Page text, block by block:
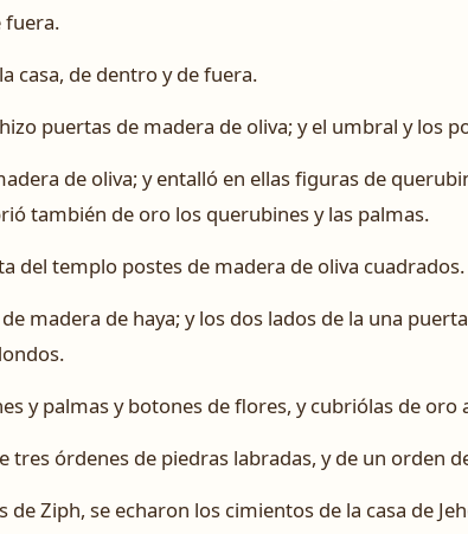
fuera.
casa, de dentro y de fuera.
puertas de madera de oliva; y el umbral y los
de oliva; y entalló en ellas figuras de
también de oro los querubines y las palmas.
del templo postes de madera de oliva cuadrados.
madera de haya; y los dos lados de la una
y palmas y botones de flores, y cubriólas de oro
tres órdenes de piedras labradas, y de un orden
de Ziph, se echaron los cimientos de la casa de